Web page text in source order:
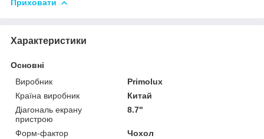
Приховати
Характеристики
Основні
Виробник
Primolux
Країна виробник
Китай
Діагональ екрану
пристрою
8.7"
Форм-фактор
Чохол